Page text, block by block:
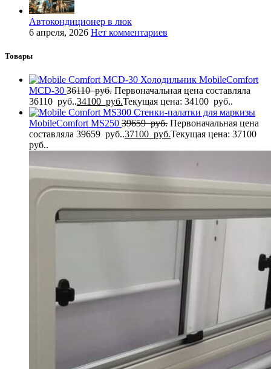
Автокондиционер в люк
6 апреля, 2026 Нет комментариев
Товары
Холодильник MobileComfort
MCD-30 36110руб. Первоначальная цена составляла
36110 руб..34100 руб.Текущая цена: 34100 руб..
Стенки-палатки для маркизы
MobileComfort MS250 39659руб. Первоначальная цена
составляла 39659 руб..37100 руб.Текущая цена: 37100
руб..